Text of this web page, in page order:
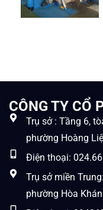
CÔNG TY CỔ
Trụ sở : Tầng 6,
phường Hoàng
Điện thoại:
Trụ sở miền
phường Hòa